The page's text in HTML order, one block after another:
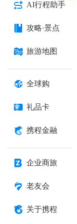
AI行程助手
攻略·景点
旅游地图
全球购
礼品卡
携程金融
企业商旅
老友会
关于携程